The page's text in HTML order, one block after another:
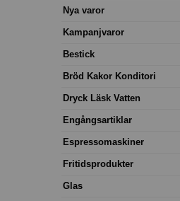
Nya varor
Kampanjvaror
Bestick
Bröd Kakor Konditori
Dryck Läsk Vatten
Engångsartiklar
Espressomaskiner
Fritidsprodukter
Glas